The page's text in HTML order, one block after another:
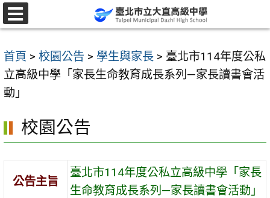
跳
至
要
內
容
首頁 > 校園公告 > 學生與家長 > 臺北市114年度公私
立高級中學「家長生命教育成長系列—家長讀書會活
動」
校園公告
公告主旨
臺北市114年度公私立高級中學「家長
生命教育成長系列—家長讀書會活動」
選
單